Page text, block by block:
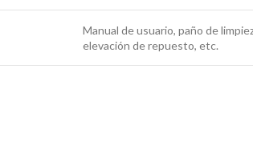
Manual de usuario, paño de
elevación de repuesto, etc.